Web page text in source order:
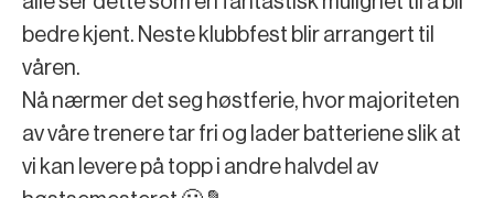
bedre kjent. Neste klubbfest blir arrangert til
våren.
Nå nærmer det seg høstferie, hvor majoriteten
av våre trenere tar fri og lader batteriene slik at
vi kan levere på topp i andre halvdel av